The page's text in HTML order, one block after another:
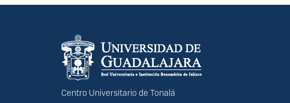
Información del portal
Centro Universitario de Tonalá